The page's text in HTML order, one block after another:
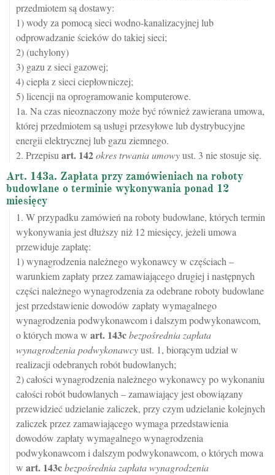
przedmiotem są dostawy:
1) wody za pomocą sieci wodno-kanalizacyjnej lub
odprowadzanie ścieków do takiej sieci;
2) (uchylony)
3) gazu z sieci gazowej;
4) ciepła z sieci ciepłowniczej;
5) licencji na oprogramowanie komputerowe.
1a. Na czas nieoznaczony może być również zawierana umowa,
której przedmiotem są usługi przesyłowe lub dystrybucyjne
energii elektrycznej lub gazu ziemnego.
2. Przepisu art. 142okres trwania umowyust. 3 nie stosuje się.
Art. 143a. Zapłata przy zamówieniach na roboty
budowlane o terminie wykonywania ponad 12
miesięcy
1. W przypadku zamówień na roboty budowlane, których termin
wykonywania jest dłuższy niż 12 miesięcy, jeżeli umowa
przewiduje zapłatę:
1) wynagrodzenia należnego wykonawcy w częściach –
warunkiem zapłaty przez zamawiającego drugiej i następnych
części należnego wynagrodzenia za odebrane roboty budowlane
jest przedstawienie dowodów zapłaty wymagalnego
wynagrodzenia podwykonawcom i dalszym podwykonawcom,
o których mowa w art. 143cbezpośrednia zapłata
wynagrodzenia podwykonawcyust. 1, biorącym udział w
realizacji odebranych robót budowlanych;
2) całości wynagrodzenia należnego wykonawcy po wykonaniu
całości robót budowlanych – zamawiający jest obowiązany
przewidzieć udzielanie zaliczek, przy czym udzielanie kolejnych
zaliczek przez zamawiającego wymaga przedstawienia
dowodów zapłaty wymagalnego wynagrodzenia
podwykonawcom i dalszym podwykonawcom, o których mowa
w art. 143cbezpośrednia zapłata wynagrodzenia